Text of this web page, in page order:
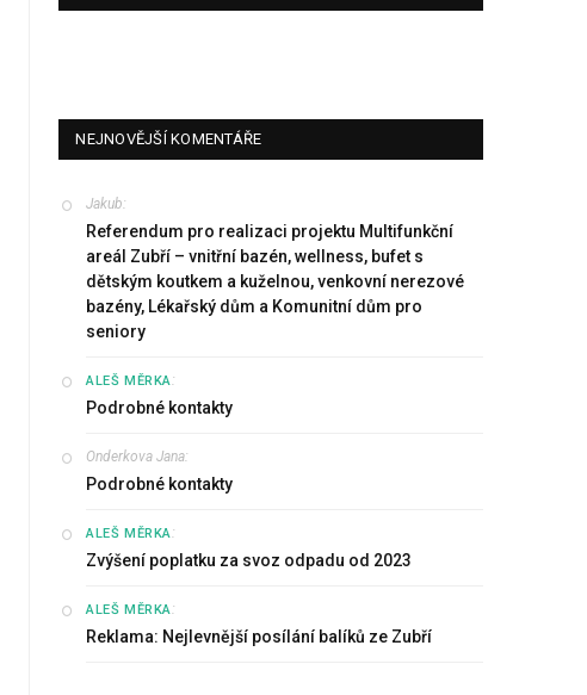
NEJNOVĚJŠÍ KOMENTÁŘE
Jakub:
Referendum pro realizaci projektu Multifunkční
areál Zubří – vnitřní bazén, wellness, bufet s
dětským koutkem a kuželnou, venkovní nerezové
bazény, Lékařský dům a Komunitní dům pro
seniory
ALEŠ MĚRKA:
Podrobné kontakty
Onderkova Jana:
Podrobné kontakty
ALEŠ MĚRKA:
Zvýšení poplatku za svoz odpadu od 2023
ALEŠ MĚRKA:
Reklama: Nejlevnější posílání balíků ze Zubří